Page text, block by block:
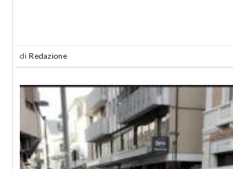
di Redazione